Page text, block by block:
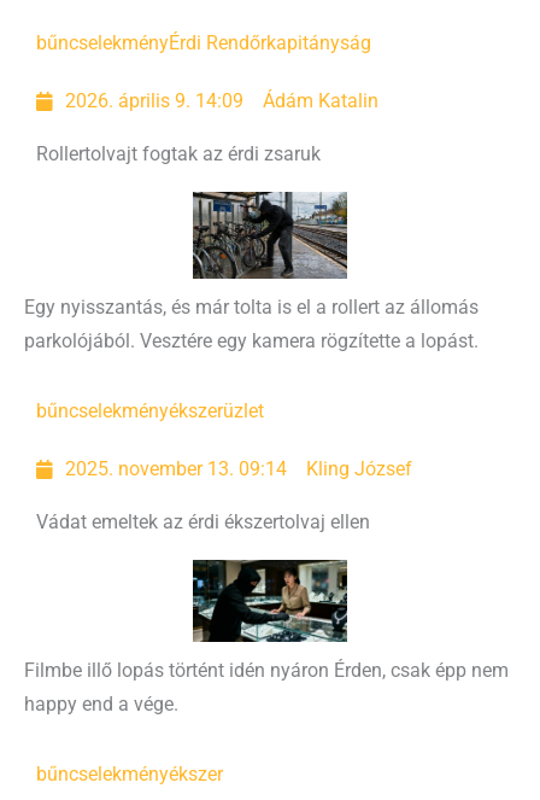
bűncselekményÉrdi Rendőrkapitányság
2026. április 9. 14:09 Ádám Katalin
Rollertolvajt fogtak az érdi zsaruk
Egy nyisszantás, és már tolta is el a rollert az állomás
parkolójából. Vesztére egy kamera rögzítette a lopást.
bűncselekményékszerüzlet
2025. november 13. 09:14 Kling József
Vádat emeltek az érdi ékszertolvaj ellen
Filmbe illő lopás történt idén nyáron Érden, csak épp nem
happy end a vége.
bűncselekményékszer